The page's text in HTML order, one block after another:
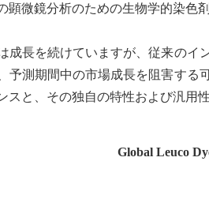
顕微鏡分析のための生物学的染色
成長を続けていますが、従来の
予測期間中の市場成長を阻害する
スと、その独自の特性および汎用